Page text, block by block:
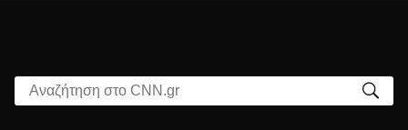
Αναζήτηση στο CNN.gr